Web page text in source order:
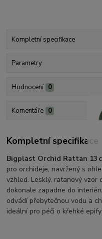
Kompletní specifikace
Parametry
Hodnocení 0
Komentáře 0
Kompletní specifikace
Bigplast Orchid Rattan 13
pro orchideje, navržený s
vzhled. Lesklý, ratanový
dokonale zapadne do
odvádí přebytečnou vodu a
ideální pro péči o křehké